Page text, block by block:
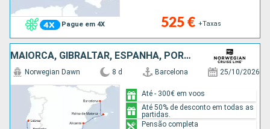
Pague em 4X 525 € +Taxas
MAIORCA, GIBRALTAR, ESPANHA, PORTUGAL
Norwegian Dawn 8 d Barcelona 25/10/2026
Até - 300€ em voos
Até 50% de desconto em todas as
partidas.
Pensão completa